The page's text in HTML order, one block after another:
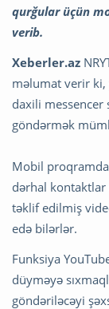
qurğular üçün
verib.
Xeberler.az
məlumat verir
daxili messencer
göndərmək
Mobil
dərhal
təklif edilmiş
edə bilərlər.
Funksiya
düyməyə
göndəriləcəyi